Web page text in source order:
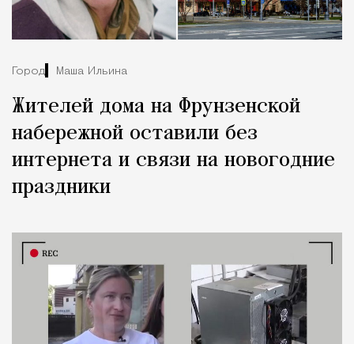
Город Маша Ильина
Жителей дома на Фрунзенской
набережной оставили без
интернета и связи на новогодние
праздники